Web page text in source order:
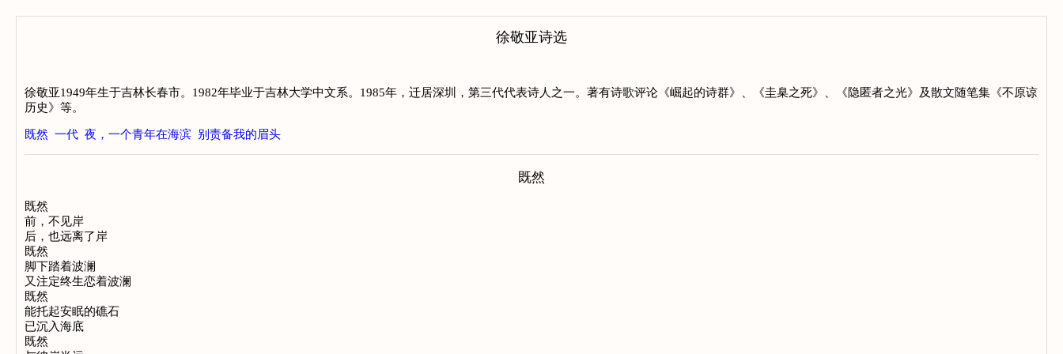
徐敬亚诗选
徐敬亚1949年生于吉林长春市。1982年毕业于吉林大学中文系。1985年，迁居深圳，第三代代表诗人之一。著有诗歌评论《崛起的诗群》、《圭臬之死》、《隐匿者之光》及散文随笔集《不原谅
历史》等。
既然 一代 夜，一个青年在海滨 别责备我的眉头
既然
既然
前，不见岸
后，也远离了岸
既然
脚下踏着波澜
又注定终生恋着波澜
既然
能托起安眠的礁石
已沉入海底
既然